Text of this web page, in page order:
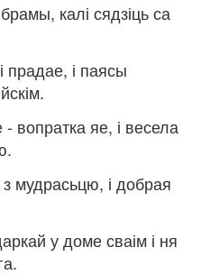
калі сядзіць са
прадае, і паясы
вопратка яе, і весела
мудрасьцю, і добрая
у доме сваім і ня